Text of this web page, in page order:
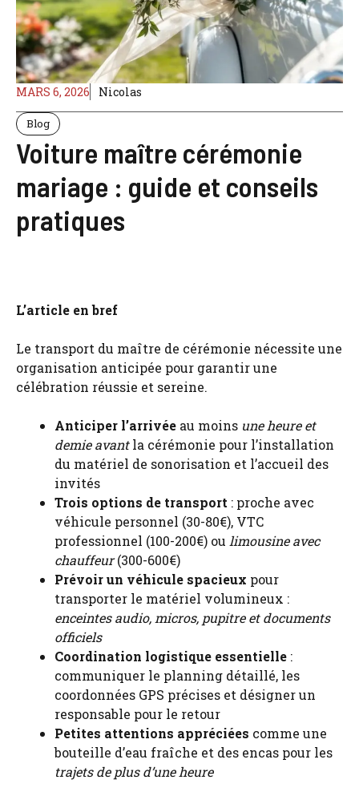
MARS 6, 2026 Nicolas
Blog
Voiture maître cérémonie
mariage : guide et conseils
pratiques
L’article en bref
Le transport du maître de cérémonie nécessite une
organisation anticipée pour garantir une
célébration réussie et sereine.
Anticiper l’arrivée au moins une heure et
demie avantla cérémonie pour l’installation
du matériel de sonorisation et l’accueil des
invités
Trois options de transport : proche avec
véhicule personnel (30-80€), VTC
professionnel (100-200€) ou limousine avec
chauffeur(300-600€)
Prévoir un véhicule spacieux pour
transporter le matériel volumineux :
enceintes audio, micros, pupitre et documents
officiels
Coordination logistique essentielle :
communiquer le planning détaillé, les
coordonnées GPS précises et désigner un
responsable pour le retour
Petites attentions appréciées comme une
bouteille d’eau fraîche et des encas pour les
trajets de plus d’une heure